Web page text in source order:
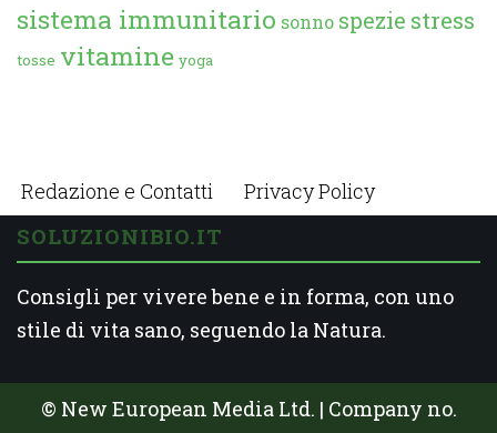
sistema immunitario sonno spezie stress
tosse vitamine yoga
Redazione e Contatti Privacy Policy
SOLUZIONIBIO.IT
Consigli per vivere bene e in forma, con uno
stile di vita sano, seguendo la Natura.
© New European Media Ltd. | Company no.